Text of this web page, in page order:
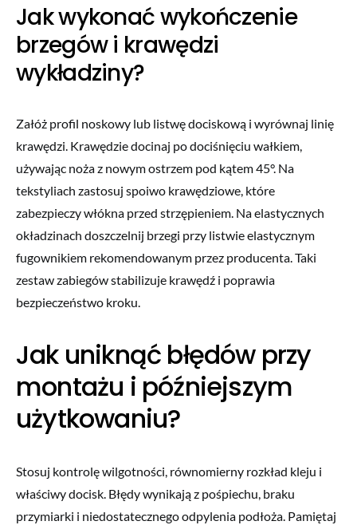
Jak wykonać wykończenie
brzegów i krawędzi
wykładziny?
Załóż profil noskowy lub listwę dociskową i wyrównaj linię
krawędzi. Krawędzie docinaj po dociśnięciu wałkiem,
używając noża z nowym ostrzem pod kątem 45°. Na
tekstyliach zastosuj spoiwo krawędziowe, które
zabezpieczy włókna przed strzępieniem. Na elastycznych
okładzinach doszczelnij brzegi przy listwie elastycznym
fugownikiem rekomendowanym przez producenta. Taki
zestaw zabiegów stabilizuje krawędź i poprawia
bezpieczeństwo kroku.
Jak uniknąć błędów przy
montażu i późniejszym
użytkowaniu?
Stosuj kontrolę wilgotności, równomierny rozkład kleju i
właściwy docisk. Błędy wynikają z pośpiechu, braku
przymiarki i niedostatecznego odpylenia podłoża. Pamiętaj